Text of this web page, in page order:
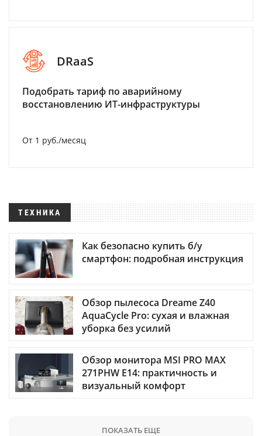
DRaaS
Подобрать тариф по аварийному
восстановлению ИТ-инфраструктуры
От 1 руб./месяц
ТЕХНИКА
Как безопасно купить б/у
смартфон: подробная инструкция
Обзор пылесоса Dreame Z40
AquaCycle Pro: сухая и влажная
уборка без усилий
Обзор монитора MSI PRO MAX
271PHW E14: практичность и
визуальный комфорт
ПОКАЗАТЬ ЕЩЕ